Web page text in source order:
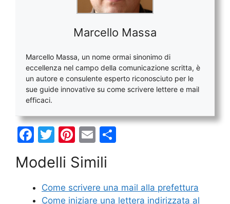
Marcello Massa
Marcello Massa, un nome ormai sinonimo di
eccellenza nel campo della comunicazione scritta, è
un autore e consulente esperto riconosciuto per le
sue guide innovative su come scrivere lettere e mail
efficaci.
F
c
e
T
w
itt
er
Pi
nt
er
e
E
m
ai
l
di
Modelli Simili
Come scrivere una mail alla prefettura
Come iniziare una lettera indirizzata al